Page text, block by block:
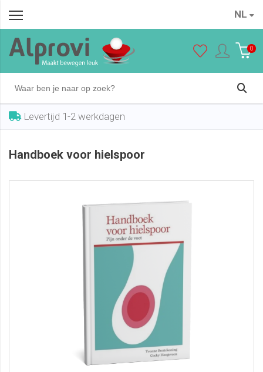
NL
0
Levertijd 1-2 werkdagen
Handboek voor hielspoor
€ 19,95